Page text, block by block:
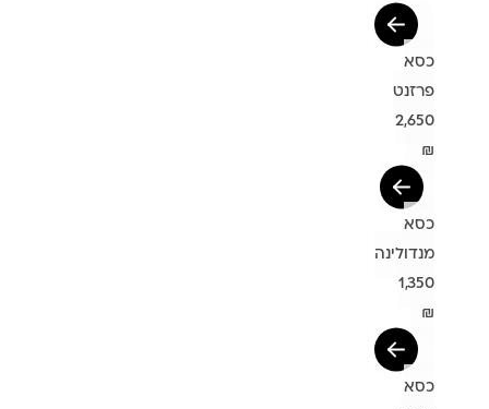
כסא
פרזנט
2,650
₪
כסא
מנדולינה
1,350
₪
כסא